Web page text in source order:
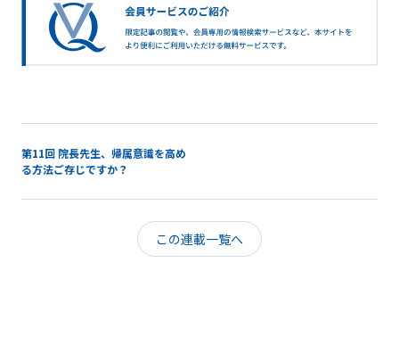
第11回 院長先生、帰属意識を高め
る方法ご存じですか？
この連載一覧へ